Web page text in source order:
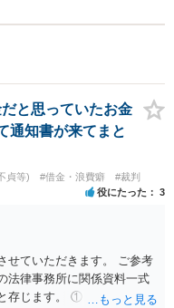
スを提供い
にご相談く
と思っていたお金
通知書が来てまと
貞等) #借金・浪費癖 #裁判
役にたった 3
せていただきます。 ご参考
法律事務所に関係資料一式
存じます。 ① このLINEの